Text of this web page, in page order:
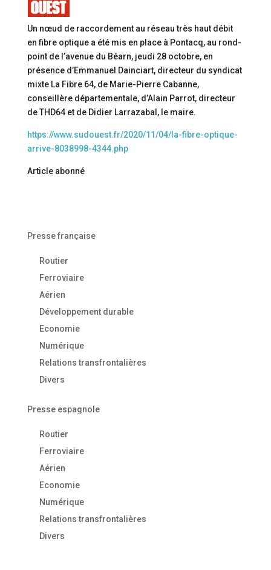
Un nœud de raccordement au réseau très haut débit
en fibre optique a été mis en place à Pontacq, au rond-
point de l’avenue du Béarn, jeudi 28 octobre, en
présence d’Emmanuel Dainciart, directeur du syndicat
mixte La Fibre 64, de Marie-Pierre Cabanne,
conseillère départementale, d’Alain Parrot, directeur
de THD64 et de Didier Larrazabal, le maire.
https://www.sudouest.fr/2020/11/04/la-fibre-optique-
arrive-8038998-4344.php
Article abonné
Presse française
Routier
Ferroviaire
Aérien
Développement durable
Economie
Numérique
Relations transfrontalières
Divers
Presse espagnole
Routier
Ferroviaire
Aérien
Economie
Numérique
Relations transfrontalières
Divers